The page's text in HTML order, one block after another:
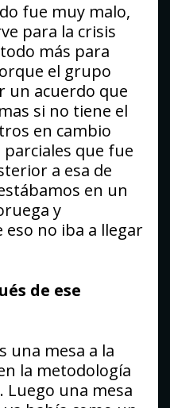
fue muy malo,
para la crisis
más para
el grupo
un acuerdo que
si no tiene el
en cambio
que fue
a esa de
en un
y
eso no iba a llegar
de ese
una mesa a la
la metodología
Luego una mesa